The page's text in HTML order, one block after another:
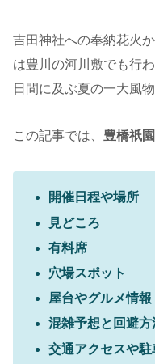
吉田神社への奉納花火
は豊川の河川敷でも行
日間に及ぶ夏の一大風
この記事では、 豊橋祇
開催日程や場所
見どころ
有料席
穴場スポット
屋台やグルメ情報
混雑予想と回避方
交通アクセスや駐